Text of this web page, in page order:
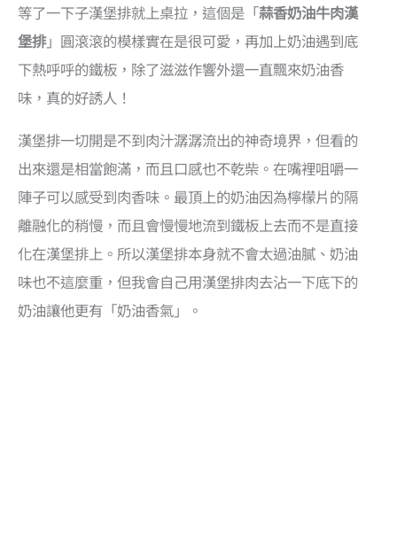
等了一下子漢堡排就上桌拉，這個是「蒜香奶油牛肉漢
堡排」圓滾滾的模樣實在是很可愛，再加上奶油遇到底
下熱呼呼的鐵板，除了滋滋作響外還一直飄來奶油香
味，真的好誘人！
漢堡排一切開是不到肉汁潺潺流出的神奇境界，但看的
出來還是相當飽滿，而且口感也不乾柴。在嘴裡咀嚼一
陣子可以感受到肉香味。最頂上的奶油因為檸檬片的隔
離融化的稍慢，而且會慢慢地流到鐵板上去而不是直接
化在漢堡排上。所以漢堡排本身就不會太過油膩、奶油
味也不這麼重，但我會自己用漢堡排肉去沾一下底下的
奶油讓他更有「奶油香氣」。